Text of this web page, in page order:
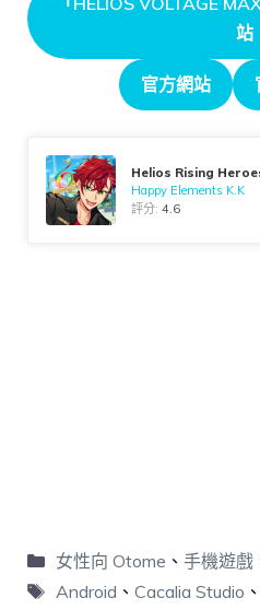
站
官方網站
Helios Rising
Happy Elements K.K
評分:4.6
女性向 Otome 、 手機遊戲
Android 、 Cacalia Studio 、